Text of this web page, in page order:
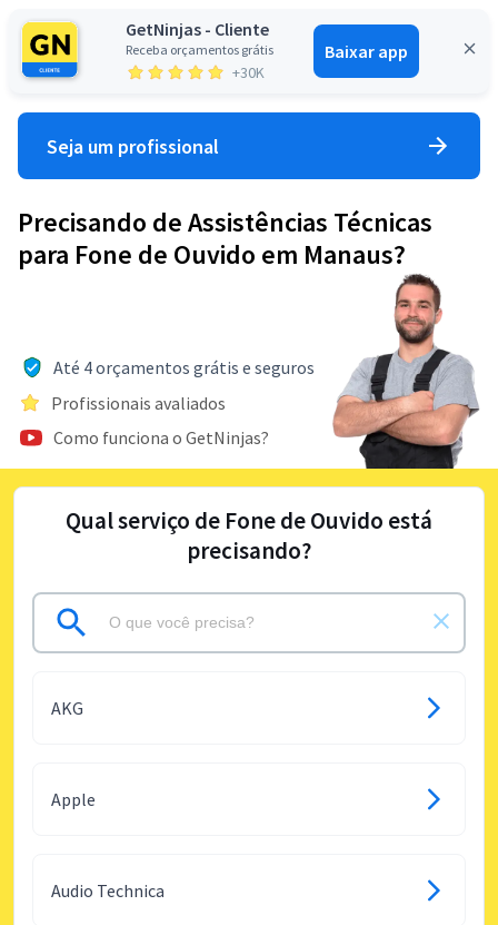
GetNinjas - Cliente
Receba orçamentos grátis
+30K
Baixar app
Entrar
Seja um profissional
Precisando de Assistências Técnicas
para Fone de Ouvido em Manaus?
Até 4 orçamentos grátis e seguros
Profissionais avaliados
Como funciona o GetNinjas?
Qual serviço de Fone de Ouvido está
precisando?
AKG
Apple
Audio Technica